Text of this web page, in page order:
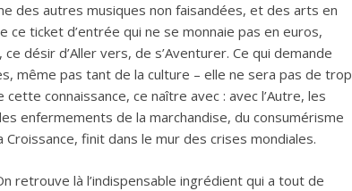
des autres musiques non faisandées, et des arts en
ticket d’entrée qui ne se monnaie pas en euros,
désir d’Aller vers, de s’Aventurer. Ce qui demande
même pas tant de la culture – elle ne sera pas de trop
connaissance, ce naître avec : avec l’Autre, les
enfermements de la marchandise, du consumérisme
finit dans le mur des crises mondiales.
retrouve là l’indispensable ingrédient qui a tout de